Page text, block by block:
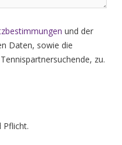
und der
Daten, sowie die
zu.
Pflicht.